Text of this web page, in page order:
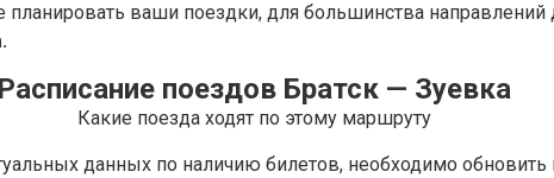
ваши поездки, для большинства
Расписание поездов Братск — Зуевка
Какие поезда ходят по этому маршруту
данных по наличию билетов, необходимо